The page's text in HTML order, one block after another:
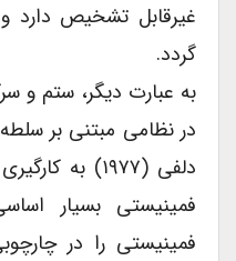
غیرقابل تشخیص دارد و
گردد.
به عبارت دیگر، ستم و
در نظامی مبتنی بر
دلفی (۱۹۷۷) به
فمینیستی بسیار
فمینیستی را در